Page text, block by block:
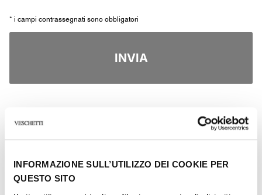
INFORMAZIONE SULL’UTILIZZO DEI COOKIE PER
QUESTO SITO
* i campi contrassegnati sono obbligatori
INVIA
tipologia